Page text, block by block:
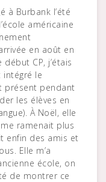
à Burbank l’été
américaine
en août en
CP, j’étais
intégré le
présent pendant
les élèves en
À Noël, elle
ramenait plus
enfin des amis et
Elle m’a
école, on
de montrer ce